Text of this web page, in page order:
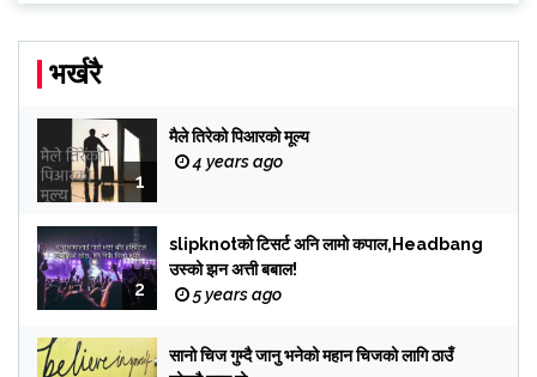
भर्खरै
1
मैले तिरेको पिआरको मूल्य
4 years ago
2
slipknotको टिसर्ट अनि लामो कपाल,Headbang
उस्को झन अत्ती बबाल!
5 years ago
सानो चिज गुम्दै जानु भनेको महान चिजको लागि ठाउँ